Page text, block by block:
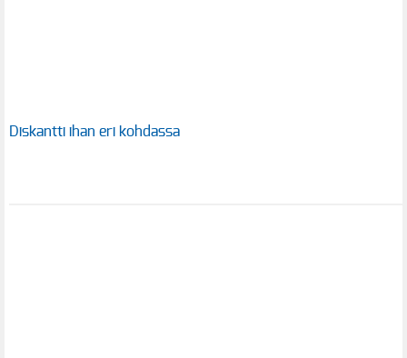
Diskantti ihan eri kohdassa